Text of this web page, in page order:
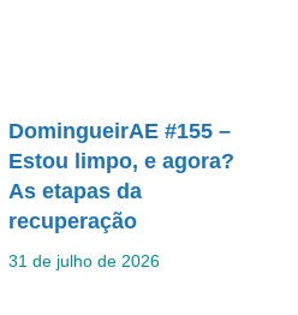
DomingueirAE #155 –
Estou limpo, e agora?
As etapas da
recuperação
31 de julho de 2026